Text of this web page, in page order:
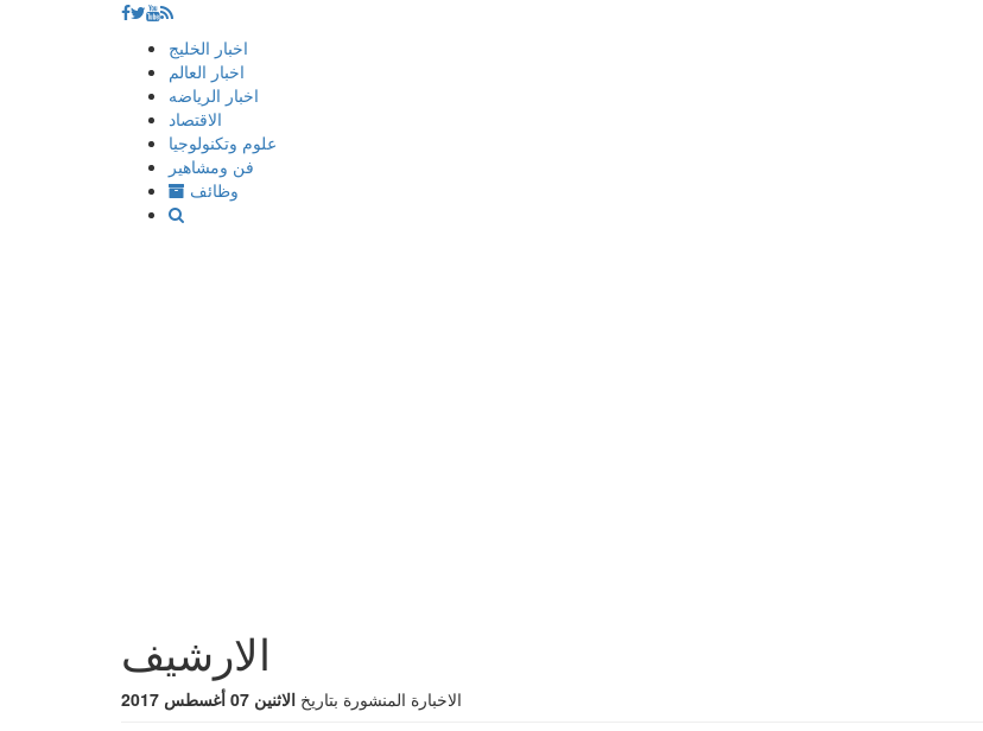
إذهب
المحتوى
اخبار الخليج
اخبار العالم
اخبار الرياضه
الاقتصاد
علوم وتكنولوجيا
فن ومشاهير
وظائف
الارشيف
الاخبارة المنشورة بتاريخ الاثنين 07 أغسطس 2017